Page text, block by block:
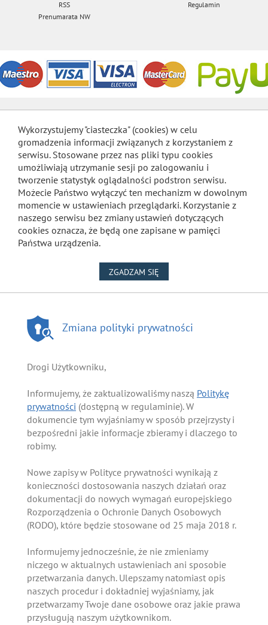
RSS
Regulamin
Prenumarata NW
Wykorzystujemy "ciasteczka" (cookies) w celu
gromadzenia informacji związanych z korzystaniem z
serwisu. Stosowane przez nas pliki typu cookies
umożliwiają utrzymanie sesji po zalogowaniu i
tworzenie statystyk oglądalności podstron serwisu.
Możecie Państwo wyłączyć ten mechanizm w dowolnym
momencie w ustawieniach przeglądarki. Korzystanie z
naszego serwisu bez zmiany ustawień dotyczących
cookies oznacza, że będą one zapisane w pamięci
Państwa urządzenia.
ZGADZAM SIĘ
Zmiana polityki prywatności
Drogi Użytkowniku,
Informujemy, że zaktualizowaliśmy naszą Politykę
prywatności (dostępną w regulaminie). W
dokumencie tym wyjaśniamy w sposób przejrzysty i
bezpośredni jakie informacje zbieramy i dlaczego to
robimy.
Nowe zapisy w Polityce prywatności wynikają z
konieczności dostosowania naszych działań oraz
dokumentacji do nowych wymagań europejskiego
Rozporządzenia o Ochronie Danych Osobowych
(RODO), które będzie stosowane od 25 maja 2018 r.
Informujemy jednocześnie, że nie zmieniamy
niczego w aktualnych ustawieniach ani sposobie
przetwarzania danych. Ulepszamy natomiast opis
naszych procedur i dokładniej wyjaśniamy, jak
przetwarzamy Twoje dane osobowe oraz jakie prawa
przysługują naszym użytkownikom.